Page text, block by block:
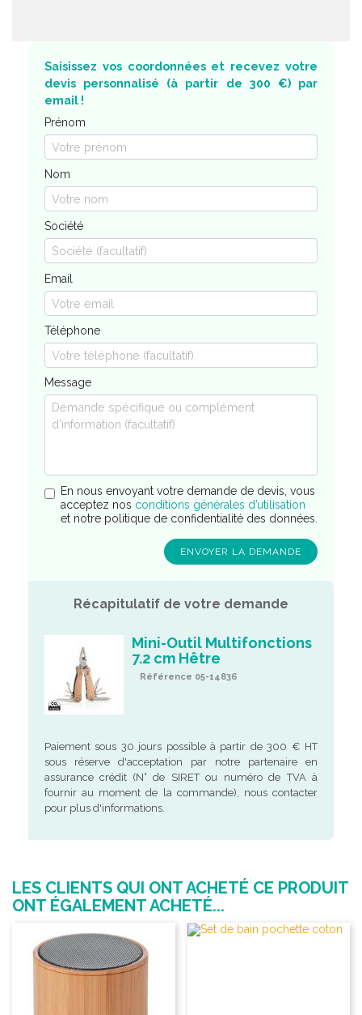
Saisissez vos coordonnées et recevez votre
devis personnalisé (à partir de 300 €) par
email !
Prénom
Nom
Société
Email
Téléphone
Message
En nous envoyant votre demande de devis, vous
acceptez nos conditions générales d’utilisation
et notre politique de confidentialité des données.
Récapitulatif de votre demande
Mini-Outil Multifonctions
7.2 cm Hêtre
Référence 05-14836
Paiement sous 30 jours possible à partir de 300 € HT
sous réserve d'acceptation par notre partenaire en
assurance crédit (N° de SIRET ou numéro de TVA à
fournir au moment de la commande), nous contacter
pour plus d'informations.
LES CLIENTS QUI ONT ACHETÉ CE PRODUIT
ONT ÉGALEMENT ACHETÉ...